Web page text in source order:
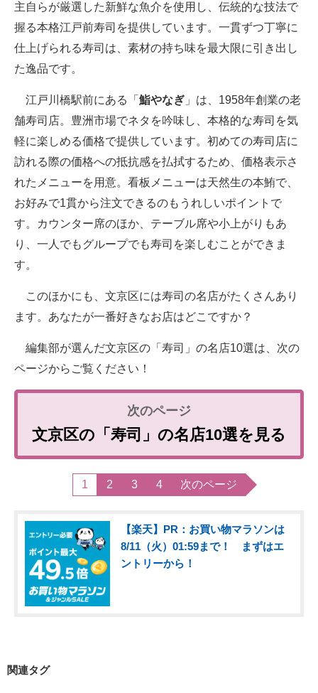
主自らが厳選した新鮮な魚介を使用し、伝統的な技法で
握る本格江戸前寿司を提供しています。一貫ずつ丁寧に
仕上げられる寿司は、素材の持ち味を最大限に引き出し
た逸品です。
江戸川橋駅前にある「 鮨やなぎ 」は、1958年創業の老
舗寿司店。豊洲市場でネタを吟味し、本格的な寿司を気
軽に楽しめる価格で提供しています。初めての寿司店に
訪れる際の価格への抵抗感を払拭するため、価格表示さ
れたメニューを用意。看板メニューは天然生の本鮪で、
お好みで1貫から注文できるのもうれしいポイントで
す。カウンター席のほか、テーブル席や小上がりもあ
り、一人でもグループでも寿司を楽しむことができま
す。
このほかにも、文京区には寿司の名店がたくさんあり
ます。あなたが一番好きなお店はどこですか？
編集部が選んだ文京区の「寿司」の名店10選は、次の
ページからご覧ください！
文京区の「寿司」の名店10選を見る
1 2 3 4 次のページ
【楽天】PR：お買い物マラソンは
8/11（火）01:59まで！ まずはエ
ントリーから！
関連タグ